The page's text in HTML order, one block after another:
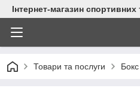
Інтернет-магазин
Товари та послуги